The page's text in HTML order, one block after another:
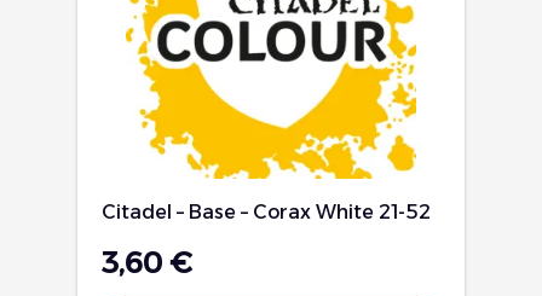
Citadel – Base – Corax White 21-52
3,60 €